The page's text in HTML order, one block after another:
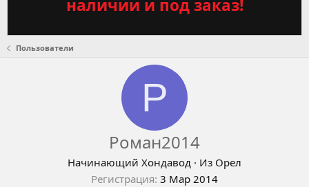
наличии и под заказ!
Пользователи
Р
Роман2014
Начинающий Хондавод · Из Орел
Регистрация 3 Мар 2014